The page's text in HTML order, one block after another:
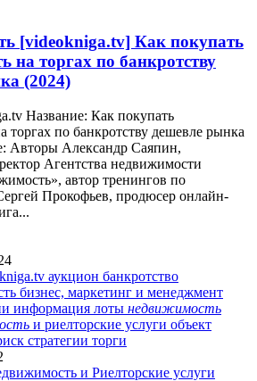
[videokniga.tv] Как покупать
на торгах по банкротству
(2024)
Название: Как покупать
торгах по банкротству дешевле рынка
Авторы Александр Саяпин,
Агентства недвижимости
автор тренингов по
Прокофьев, продюсер онлайн-
аукцион банкротство
бизнес, маркетинг и менеджмент
информация лоты недвижимость
и риелторские услуги объект
стратегии торги
и Риелторские услуги